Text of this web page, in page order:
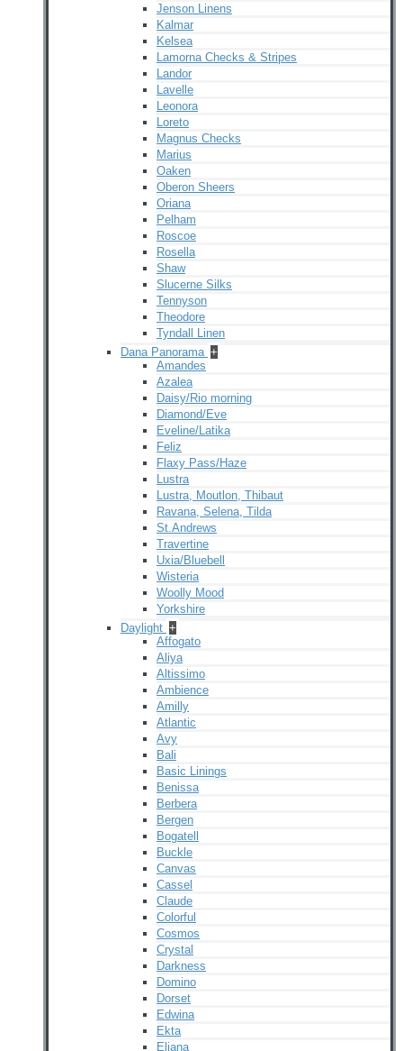
Jenson Linens
Kalmar
Kelsea
Lamorna Checks & Stripes
Landor
Lavelle
Leonora
Loreto
Magnus Checks
Marius
Oaken
Oberon Sheers
Oriana
Pelham
Roscoe
Rosella
Shaw
Slucerne Silks
Tennyson
Theodore
Tyndall Linen
Dana Panorama +
Amandes
Azalea
Daisy/Rio morning
Diamond/Eve
Eveline/Latika
Feliz
Flaxy Pass/Haze
Lustra
Lustra, Moutlon, Thibaut
Ravana, Selena, Tilda
St.Andrews
Travertine
Uxia/Bluebell
Wisteria
Woolly Mood
Yorkshire
Daylight +
Affogato
Aliya
Altissimo
Ambience
Amilly
Atlantic
Avy
Bali
Basic Linings
Benissa
Berbera
Bergen
Bogatell
Buckle
Canvas
Cassel
Claude
Colorful
Cosmos
Crystal
Darkness
Domino
Dorset
Edwina
Ekta
Eliana